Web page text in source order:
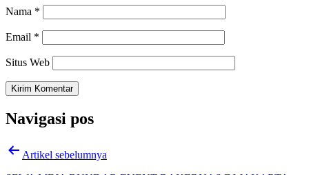
Nama *
Email *
Situs Web
Navigasi pos
Artikel sebelumnya